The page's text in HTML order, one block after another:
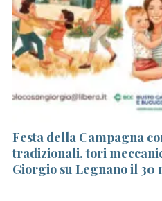
Festa della Campagna
tradizionali, tori
Giorgio su Legnano il 30